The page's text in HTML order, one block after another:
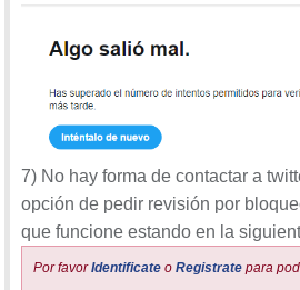
7) No hay forma de contactar a
opción de pedir revisión por
que funcione estando en la
Por favorIdentificate o Registrate para